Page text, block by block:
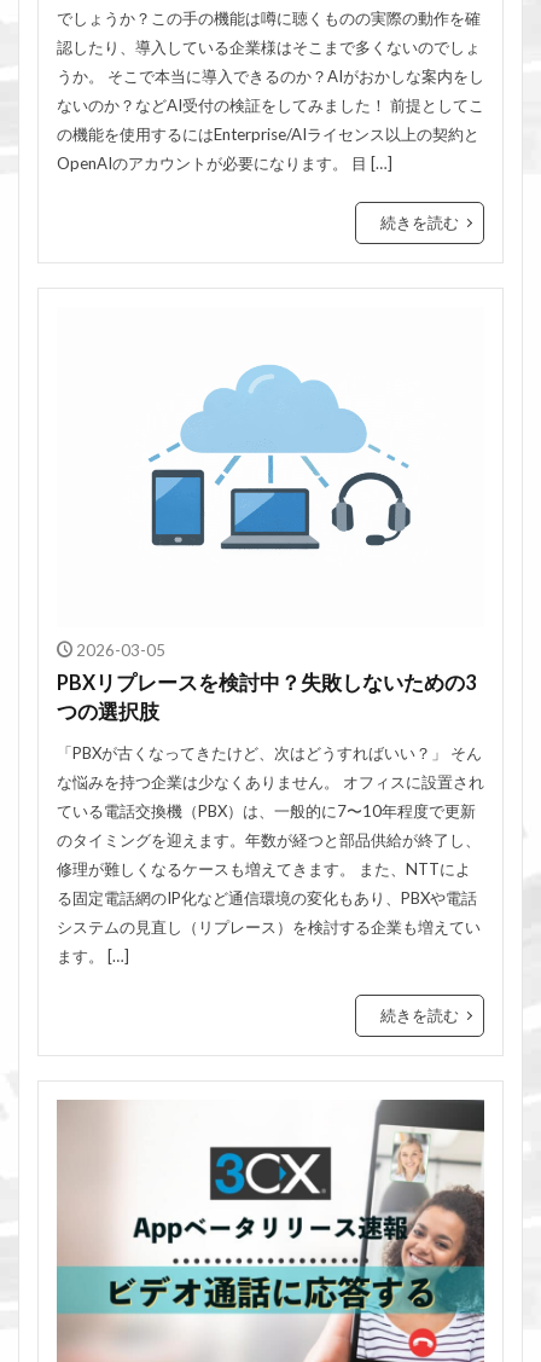
でしょうか？この手の機能は噂に聴くものの実際の動作を確
認したり、導入している企業様はそこまで多くないのでしょ
うか。 そこで本当に導入できるのか？AIがおかしな案内をし
ないのか？などAI受付の検証をしてみました！ 前提としてこ
の機能を使用するにはEnterprise/AIライセンス以上の契約と
OpenAIのアカウントが必要になります。 目 […]
続きを読む
2026-03-05
PBXリプレースを検討中？失敗しないための3
つの選択肢
「PBXが古くなってきたけど、次はどうすればいい？」 そん
な悩みを持つ企業は少なくありません。 オフィスに設置され
ている電話交換機（PBX）は、一般的に7〜10年程度で更新
のタイミングを迎えます。年数が経つと部品供給が終了し、
修理が難しくなるケースも増えてきます。 また、NTTによ
る固定電話網のIP化など通信環境の変化もあり、PBXや電話
システムの見直し（リプレース）を検討する企業も増えてい
ます。 […]
続きを読む